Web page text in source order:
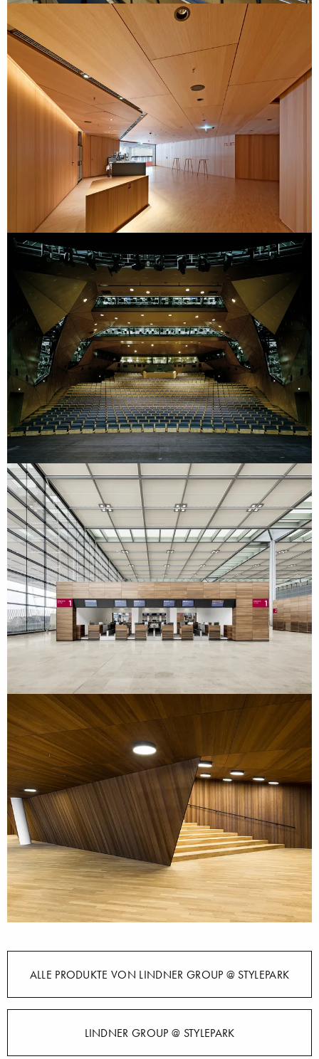
ALLE PRODUKTE VON LINDNER GROUP @ STYLEPARK
LINDNER GROUP @ STYLEPARK